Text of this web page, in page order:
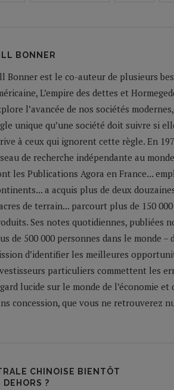
BONNER
Bonner est le co-auteur de plusieurs
L’empire des dettes et
l’avancée de nos sociétés
unique qu’une société doit suivre si
à ceux qui ignorent cette règle. En
de recherche indépendante au
les Publications Agora en France...
a acquis plus de deux
de terrain... parcourt plus de 150
Ses notes quotidiennes, publiées
de 500 000 personnes dans le monde
d’identifier les meilleures
particuliers commettent les
lucide sur le monde de l’économie
concession, que vous ne retrouverez
CHINOISE BIENTÔT
?